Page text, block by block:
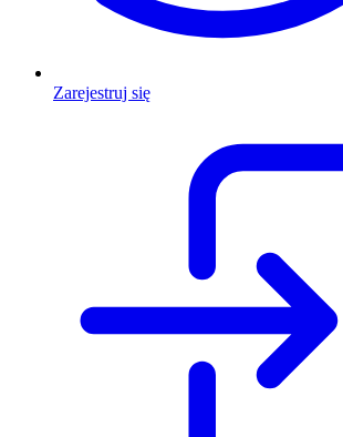
Zarejestruj się